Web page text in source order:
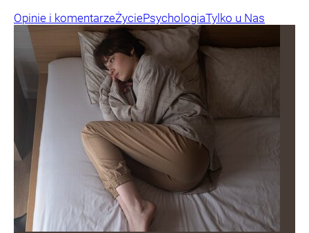
Opinie i komentarzeŻyciePsychologiaTylko u Nas